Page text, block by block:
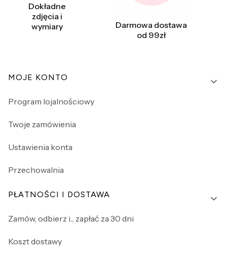
Dokładne
zdjęcia i
wymiary
Darmowa dostawa
od 99zł
Linki w stopce
MOJE KONTO
Program lojalnościowy
Twoje zamówienia
Ustawienia konta
Przechowalnia
PŁATNOŚCI I DOSTAWA
Zamów, odbierz i... zapłać za 30 dni
Koszt dostawy